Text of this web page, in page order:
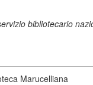
bibliotecario
Marucelliana